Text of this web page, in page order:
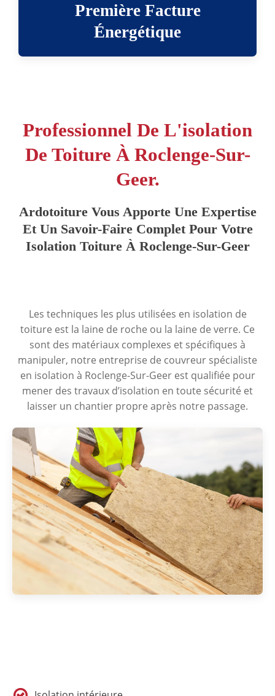
Première Facture
Énergétique
Professionnel De L'isolation
De Toiture À Roclenge-Sur-
Geer.
Ardotoiture Vous Apporte Une Expertise
Et Un Savoir-Faire Complet Pour Votre
Isolation Toiture À Roclenge-Sur-Geer
Les techniques les plus utilisées en isolation de
toiture est la laine de roche ou la laine de verre. Ce
sont des matériaux complexes et spécifiques à
manipuler, notre entreprise de couvreur spécialiste
en isolation à Roclenge-Sur-Geer est qualifiée pour
mener des travaux d’isolation en toute sécurité et
laisser un chantier propre après notre passage.